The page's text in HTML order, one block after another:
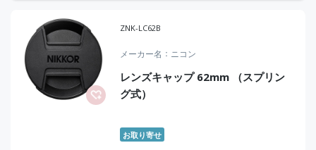
ZNK-LC62B
メーカー名 ニコン
レンズキャップ 62mm （スプリン
グ式）
お取り寄せ